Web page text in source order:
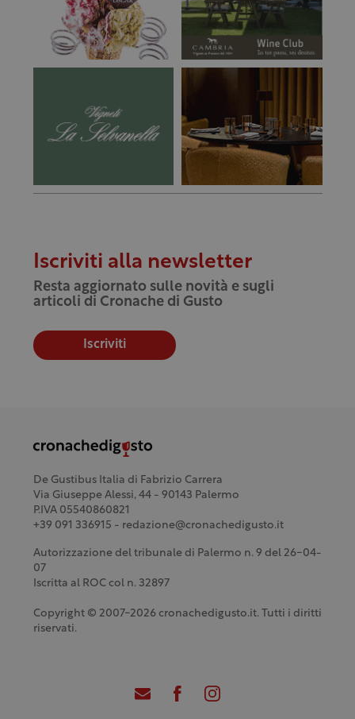
Iscriviti alla newsletter
Resta aggiornato sulle novità e sugli
articoli di Cronache di Gusto
Iscriviti
De Gustibus Italia di Fabrizio Carrera
Via Giuseppe Alessi, 44 - 90143 Palermo
P.IVA 05540860821
+39 091 336915 - redazione@cronachedigusto.it
Autorizzazione del tribunale di Palermo n. 9 del 26-04-
07
Iscritta al ROC col n. 32897
Copyright © 2007-2026 cronachedigusto.it. Tutti i diritti
riservati.